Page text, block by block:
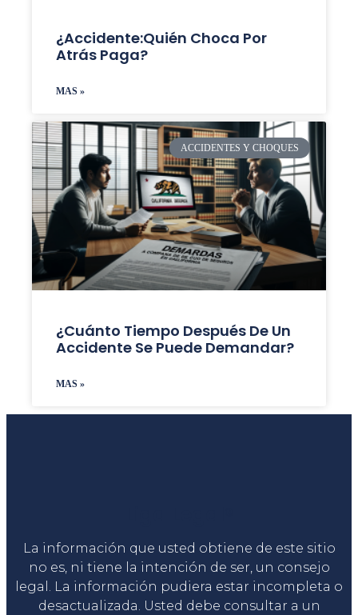
¿accidente:Quién Choca Por
Atrás Paga?
MAS »
ACCIDENTES Y CHOQUES
¿Cuánto Tiempo Después De Un
Accidente Se Puede Demandar?
MAS »
La información que usted obtiene de este sitio
no es, ni tiene la intención de ser, un consejo
legal. La información pudiera estar incompleta o
desactualizada. Usted debe consultar a un